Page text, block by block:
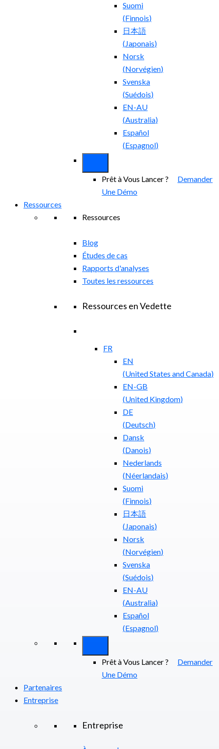
Suomi
(Finnois)
日本語
(Japonais)
Norsk
(Norvégien)
Svenska
(Suédois)
EN-AU
(Australia)
Español
(Espagnol)
Prêt à Vous Lancer ? Demander
Une Démo
Ressources
Ressources
Blog
Études de cas
Rapports d'analyses
Toutes les ressources
Ressources en Vedette
FR
EN
(United States and Canada)
EN-GB
(United Kingdom)
DE
(Deutsch)
Dansk
(Danois)
Nederlands
(Néerlandais)
Suomi
(Finnois)
日本語
(Japonais)
Norsk
(Norvégien)
Svenska
(Suédois)
EN-AU
(Australia)
Español
(Espagnol)
Prêt à Vous Lancer ? Demander
Une Démo
Partenaires
Entreprise
Entreprise